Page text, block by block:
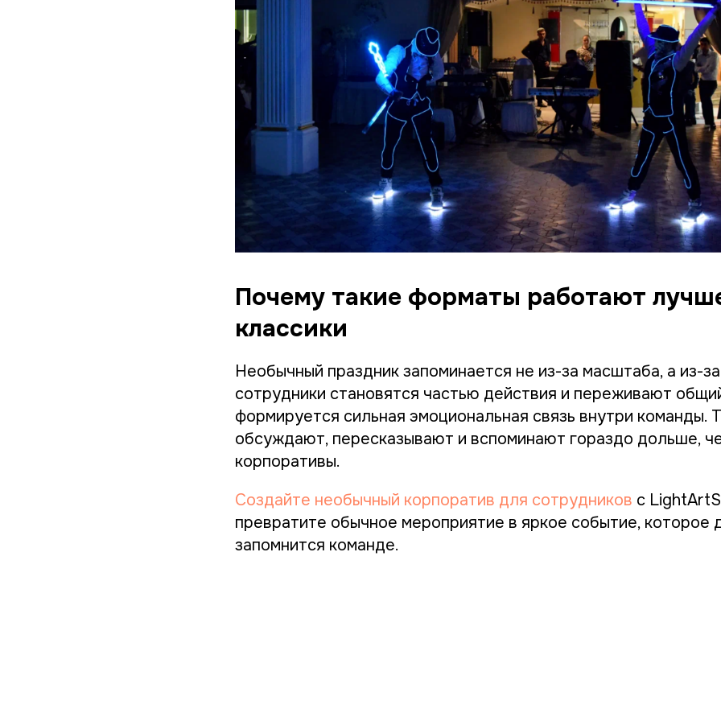
Почему такие форматы работают
классики
Необычный праздник запоминается не из-за масштаба, а из-
сотрудники становятся частью действия и переживают
формируется сильная эмоциональная связь внутри команды.
обсуждают, пересказывают и вспоминают гораздо дольше,
корпоративы.
Создайте необычный корпоратив для сотрудников с
превратите обычное мероприятие в яркое событие, которое
запомнится команде.